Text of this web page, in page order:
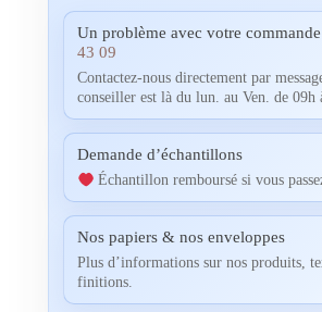
Un problème avec votre
43 09
Contactez-nous directement par
conseiller est là du lun. au Ven. de 09h
Demande d’échantillons
Échantillon remboursé si vous
Nos papiers & nos enveloppes
Plus d’informations sur nos produits,
finitions.